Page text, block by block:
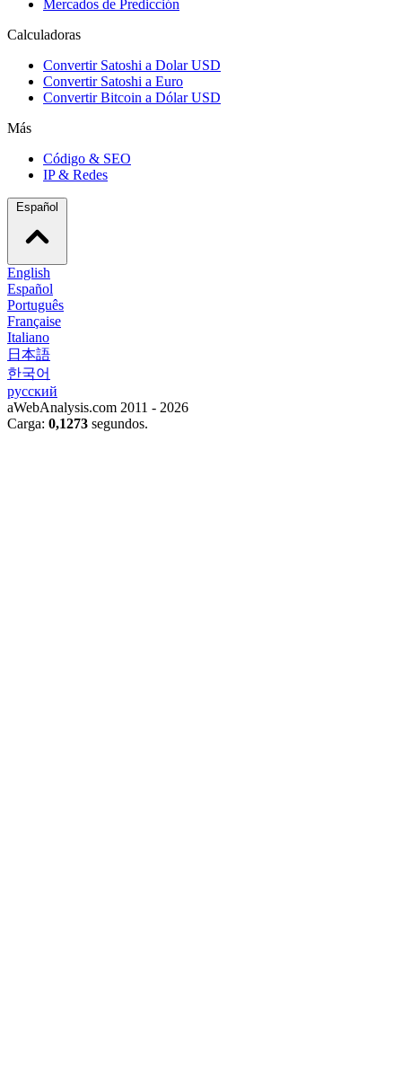
Mercados de Predicción
Calculadoras
Convertir Satoshi a Dolar USD
Convertir Satoshi a Euro
Convertir Bitcoin a Dólar USD
Más
Código & SEO
IP & Redes
English
Español
Português
Française
Italiano
日本語
한국어
русский
aWebAnalysis.com 2011 - 2026
Carga: 0,1273 segundos.